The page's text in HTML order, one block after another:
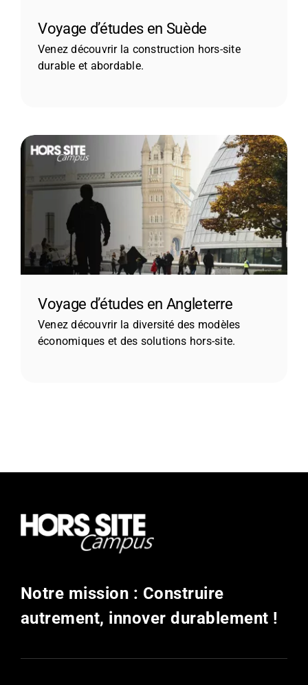
Voyage d’études en Suède
Venez découvrir la construction hors-site
durable et abordable.
Voyage d’études en Angleterre
Venez découvrir la diversité des modèles
économiques et des solutions hors-site.
Notre mission : Construire
autrement, innover durablement !